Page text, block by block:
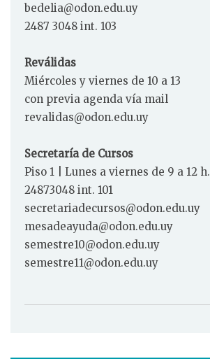
bedelia@odon.edu.uy
2487 3048 int. 103
Reválidas
Miércoles y viernes de 10 a 13
con previa agenda vía mail
revalidas@odon.edu.uy
Secretaría de Cursos
Piso 1 | Lunes a viernes de 9 a 12 h.
24873048 int. 101
secretariadecursos@odon.edu.uy
mesadeayuda@odon.edu.uy
semestre10@odon.edu.uy
semestre11@odon.edu.uy